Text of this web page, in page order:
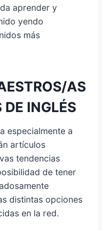
aprender y
yendo
más
AS
DE INGLÉS
especialmente a
artículos
tendencias
de tener
distintas opciones
en la red.